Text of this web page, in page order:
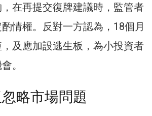
在再提交復牌建議時，監管者
情權。反對一方認為，18個月
及應加設逃生板，為小投資者
。
略市場問題